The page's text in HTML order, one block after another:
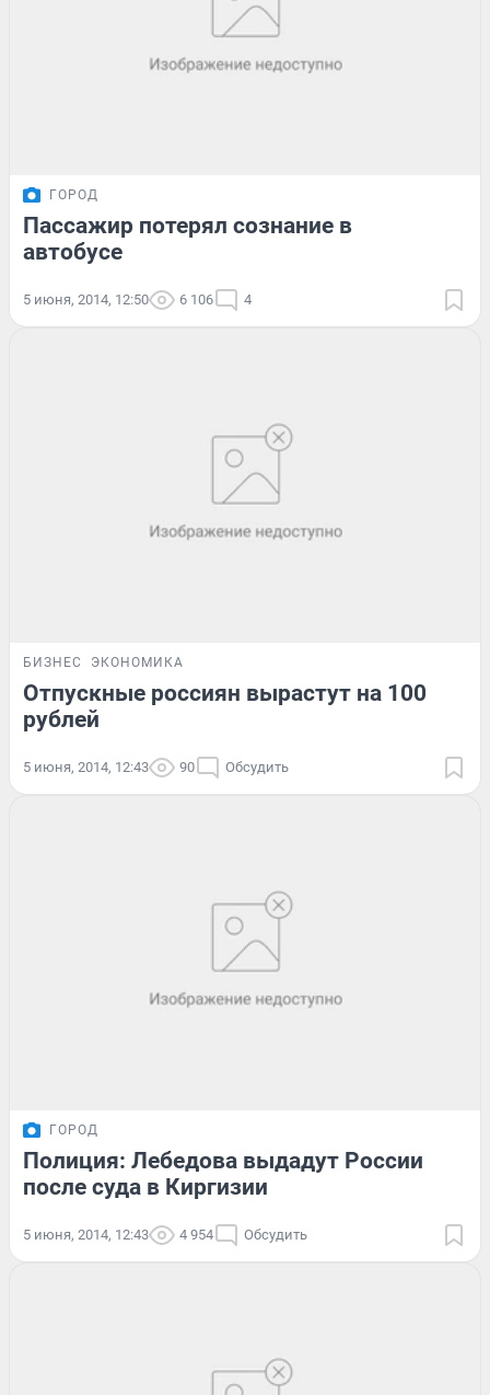
ГОРОД
Пассажир потерял сознание в
автобусе
5 июня, 2014, 12:50 6 106 4
БИЗНЕС ЭКОНОМИКА
Отпускные россиян вырастут на 100
рублей
5 июня, 2014, 12:43 90 Обсудить
ГОРОД
Полиция: Лебедова выдадут России
после суда в Киргизии
5 июня, 2014, 12:43 4 954 Обсудить